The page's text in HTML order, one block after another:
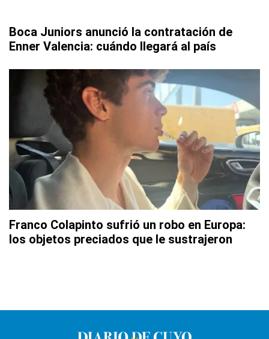
Boca Juniors anunció la contratación de
Enner Valencia: cuándo llegará al país
Franco Colapinto sufrió un robo en Europa:
los objetos preciados que le sustrajeron